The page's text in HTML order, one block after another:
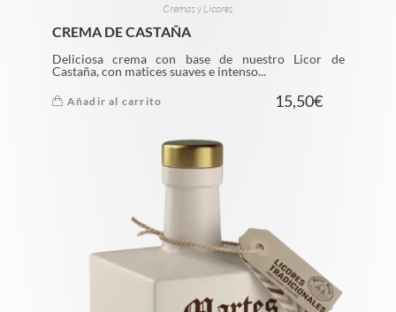
Cremas y Licores
CREMA DE CASTAÑA
Deliciosa crema con base de nuestro Licor de
Castaña, con matices suaves e intenso...
Añadir al carrito 15,50€